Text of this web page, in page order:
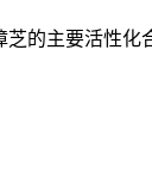
芝的主要活性化